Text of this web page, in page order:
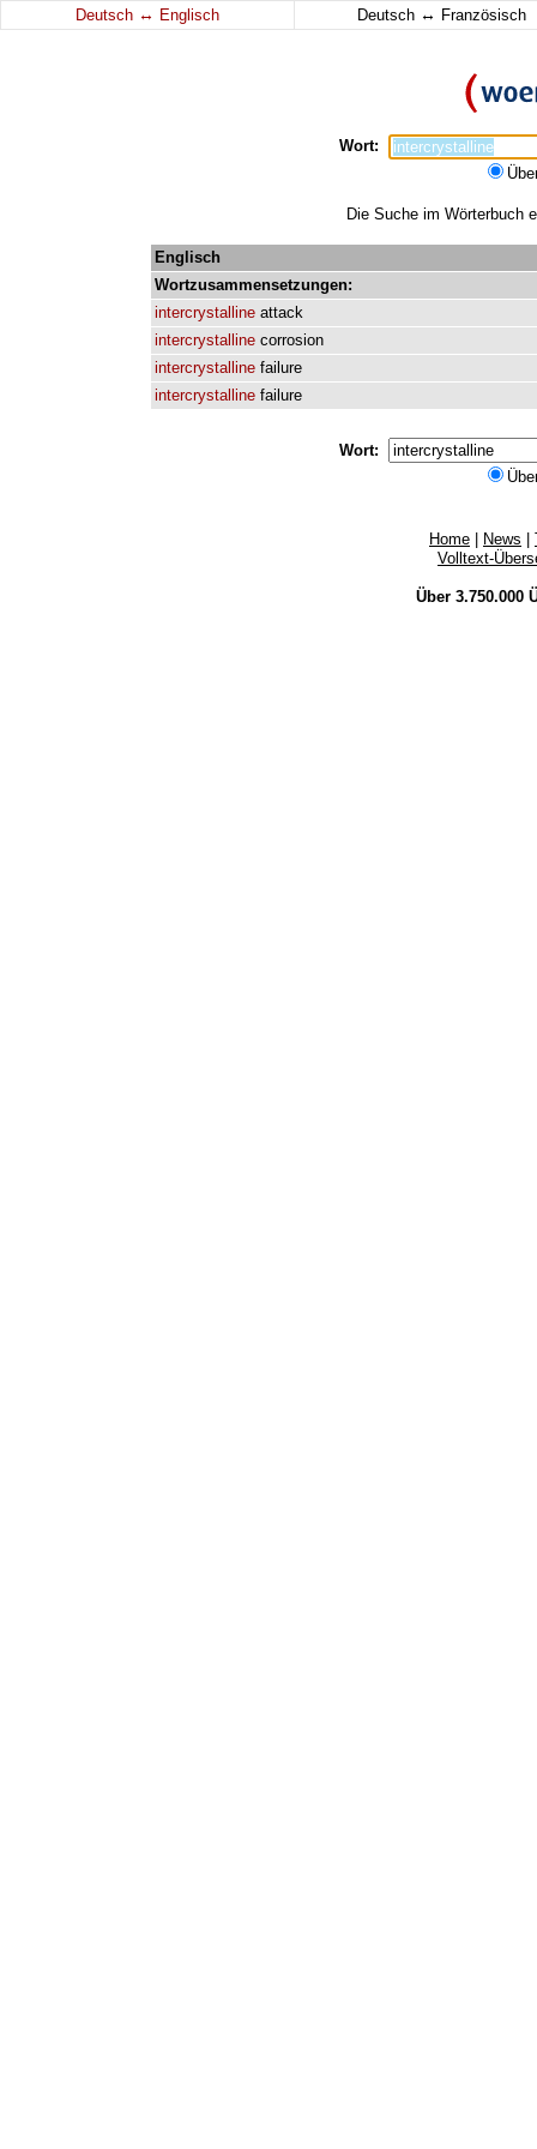
Deutsch ↔ Englisch Deutsch ↔ Französisch
Wort:
Die Suche im Wörterbuch
Englisch
Wortzusammensetzungen:
intercrystalline attack
intercrystalline corrosion
intercrystalline failure
intercrystalline failure
Wort:
Home News
Volltext-
Über 3.750.000